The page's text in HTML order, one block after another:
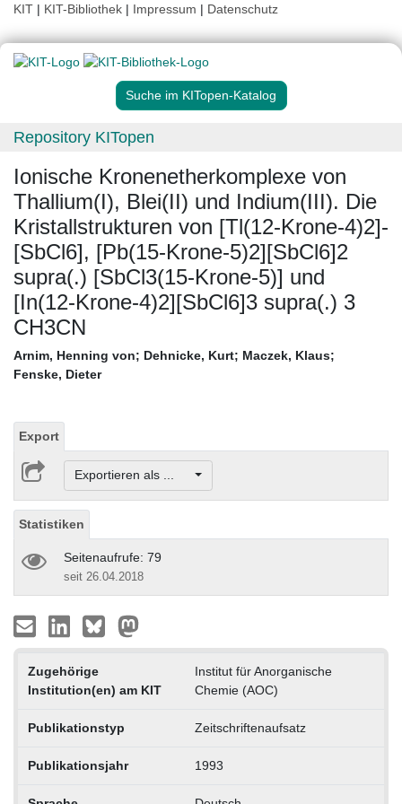
KIT | KIT-Bibliothek | Impressum | Datenschutz
Suche im KITopen-Katalog
Repository KITopen
Ionische Kronenetherkomplexe von
Thallium(I), Blei(II) und Indium(III). Die
Kristallstrukturen von [Tl(12-Krone-4)2]-
[SbCl6], [Pb(15-Krone-5)2][SbCl6]2
supra(.) [SbCl3(15-Krone-5)] und
[In(12-Krone-4)2][SbCl6]3 supra(.) 3
CH3CN
Arnim, Henning von; Dehnicke, Kurt; Maczek, Klaus;
Fenske, Dieter
Export
Exportieren als ...
Statistiken
Seitenaufrufe: 79
seit 26.04.2018
Zugehörige
Institution(en) am KIT
Institut für Anorganische
Chemie (AOC)
Publikationstyp Zeitschriftenaufsatz
Publikationsjahr 1993